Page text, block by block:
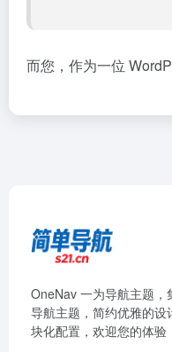
而您，作为一位
OneNav 一为导航主题
导航主题，简约优雅的
块化配置，欢迎您的体验